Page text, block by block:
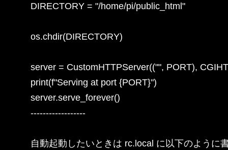
DIRECTORY = "/home/pi/public_html"
os.chdir(DIRECTORY)
server = CustomHTTPServer(("", PORT),
print(f"Serving at port {PORT}")
server.serve_forever()
------------------
自動起動したいときは rc.local に以下のように